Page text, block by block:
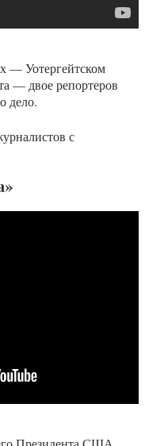
— Уотергейтском
— двое репортеров
дело.
с